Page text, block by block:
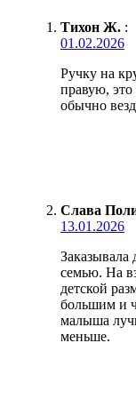
Тихон Ж. :
01.02.2026
Ручку на
правую,
обычно
Слава
13.01.2026
Заказывала
семью. На
детской
большим и
малыша
меньше.